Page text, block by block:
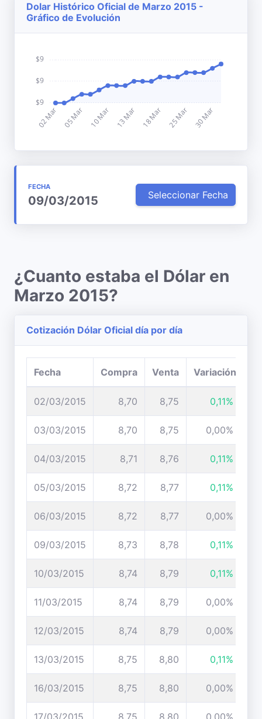
Dolar Histórico Oficial de Marzo 2015 -
Gráfico de Evolución
FECHA
09/03/2015 Seleccionar Fecha
¿Cuanto estaba el Dólar en
Marzo 2015?
Cotización Dólar Oficial día por día
Fecha Compra Venta Variación
02/03/2015 8,70 8,75 0,11%
03/03/2015 8,70 8,75 0,00%
04/03/2015 8,71 8,76 0,11%
05/03/2015 8,72 8,77 0,11%
06/03/2015 8,72 8,77 0,00%
09/03/2015 8,73 8,78 0,11%
10/03/2015 8,74 8,79 0,11%
11/03/2015 8,74 8,79 0,00%
12/03/2015 8,74 8,79 0,00%
13/03/2015 8,75 8,80 0,11%
16/03/2015 8,75 8,80 0,00%
17/03/2015 8,75 8,80 0,00%